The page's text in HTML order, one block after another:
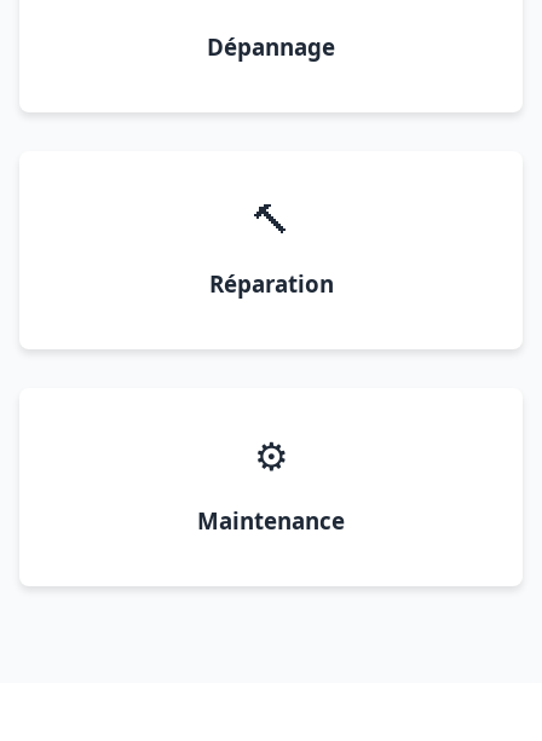
Dépannage
🔨
Réparation
⚙️
Maintenance